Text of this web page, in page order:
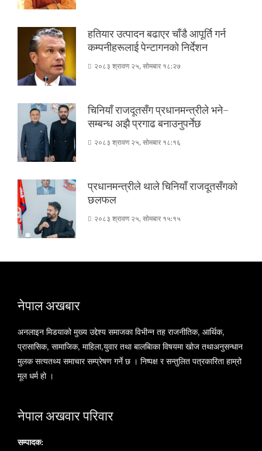
हतियार उत्पादन बढाएर चाँडै आपूर्ति गर्न
कम्पनीहरूलाई पेन्टागनको निर्देशन
२०८३ श्रावण २५, सोमबार १८:२७
चिनियाँ राजदूतसँग प्रधानमन्त्रीले भने–
सम्बन्ध अझै प्रगाढ बनाउनुपर्नेछ
२०८३ श्रावण २५, सोमबार १८:१६
प्रधानमन्त्रीले थाले चिनियाँ राजदूतसँगको
छलफल
२०८३ श्रावण २५, सोमबार १५:१५
नेपाल अखबार
अनलाइन मिडयाको मुख्य उद्देश्य समाजका विभीन्न तह राजनीतिक, आर्थिक,
प्रासासिक, सामाजिक, माहिला,युवार तथा बालबािका विषयमा खोज तथाअनुसन्धान
मुलक सत्यतथ्य समाचार सम्प्रेषण गर्ने छ । निष्पक्ष र सन्तुलित पत्रकारिता हाम्रो
मूल धर्म हो ।
नेपाल अखवार परिवार
सम्पादक: